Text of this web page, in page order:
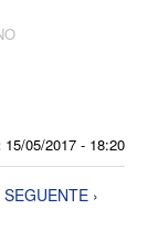
15/05/2017 - 18:20
SEGUENTE ›